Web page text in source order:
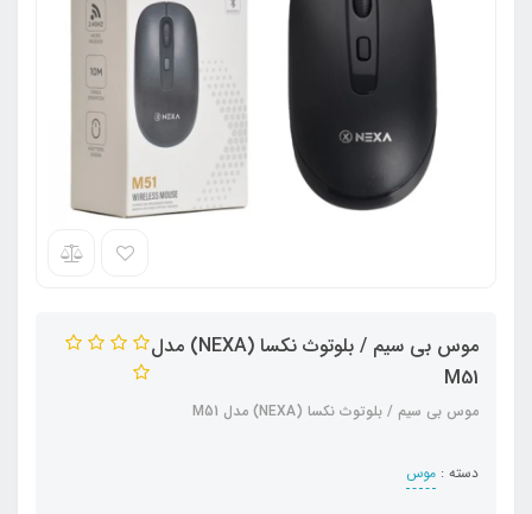
موس بی سیم / بلوتوث نکسا (NEXA) مدل
M51
موس بی سیم / بلوتوث نکسا (NEXA) مدل M51
دسته : موس